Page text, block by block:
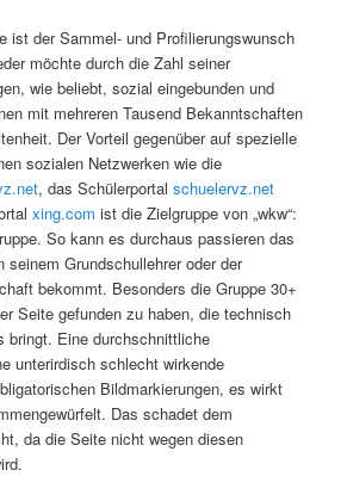
ist der Sammel- und Profilierungswunsch
möchte durch die Zahl seiner
wie beliebt, sozial eingebunden und
mit mehreren Tausend Bekanntschaften
Der Vorteil gegenüber auf spezielle
sozialen Netzwerken wie die
, das Schülerportalschuelervz.net
xing.com ist die Zielgruppe von „wkw“:
So kann es durchaus passieren das
seinem Grundschullehrer oder der
bekommt. Besonders die Gruppe 30+
Seite gefunden zu haben, die technisch
bringt. Eine durchschnittliche
unterirdisch schlecht wirkende
Bildmarkierungen, es wirkt
Das schadet dem
da die Seite nicht wegen diesen